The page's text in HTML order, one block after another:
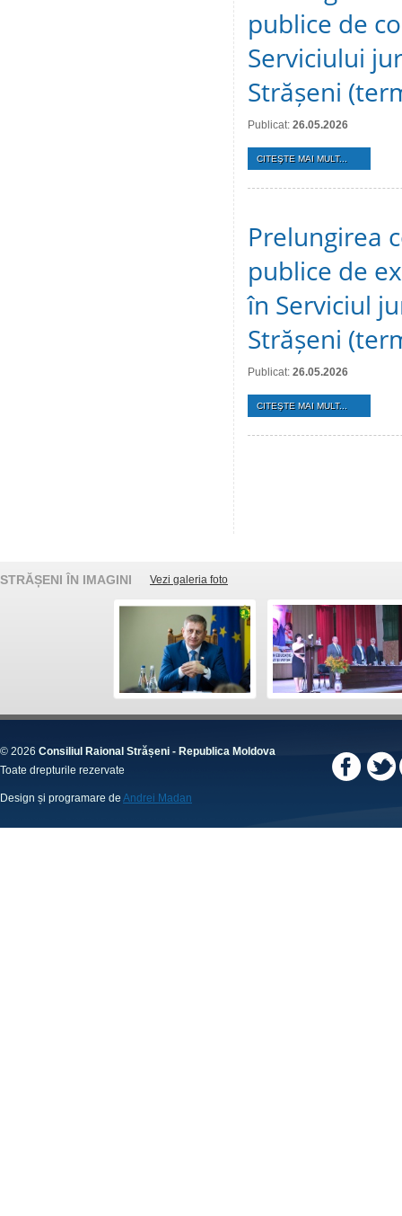
publice de
Serviciului
Strășeni
Publicat: 26.05.2026
CITEŞTE MAI MULT...
Prelungirea
publice de
în Serviciul
Strășeni
Publicat: 26.05.2026
CITEŞTE MAI MULT...
STRĂȘENI ÎN IMAGINI Vezi galeria foto
© 2026 Consiliul Raional Strășeni - Republica Moldova
Toate drepturile rezervate
Design și programare de Andrei Madan